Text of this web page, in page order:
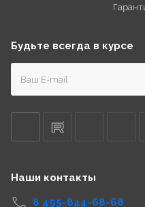
Будьте всегда в курсе
Наши контакты
8 495-844-68-68